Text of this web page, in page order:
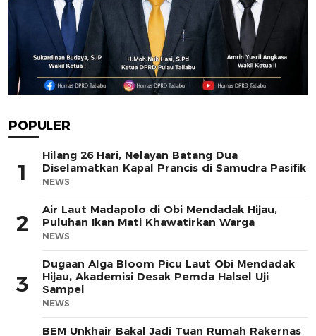
POPULER
1
Hilang 26 Hari, Nelayan Batang Dua
Diselamatkan Kapal Prancis di Samudra Pasifik
NEWS
2
Air Laut Madapolo di Obi Mendadak Hijau,
Puluhan Ikan Mati Khawatirkan Warga
NEWS
3
Dugaan Alga Bloom Picu Laut Obi Mendadak
Hijau, Akademisi Desak Pemda Halsel Uji
Sampel
NEWS
BEM Unkhair Bakal Jadi Tuan Rumah Rakernas